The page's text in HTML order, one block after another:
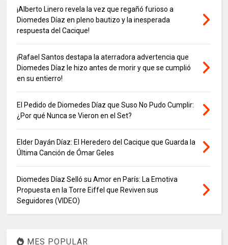
¡Alberto Linero revela la vez que regañó furioso a
Diomedes Díaz en pleno bautizo y la inesperada
respuesta del Cacique!
¡Rafael Santos destapa la aterradora advertencia que
Diomedes Díaz le hizo antes de morir y que se cumplió
en su entierro!
El Pedido de Diomedes Díaz que Suso No Pudo Cumplir:
¿Por qué Nunca se Vieron en el Set?
Elder Dayán Díaz: El Heredero del Cacique que Guarda la
Última Canción de Ómar Geles
Diomedes Díaz Selló su Amor en París: La Emotiva
Propuesta en la Torre Eiffel que Reviven sus
Seguidores (VIDEO)
MES POPULAR